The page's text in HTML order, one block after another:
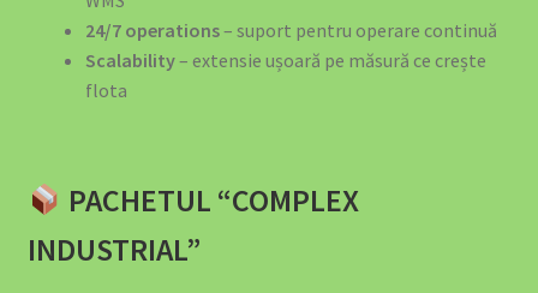
Sustainable Mobility & Energy Infrastructure Advisory
Termeni și Condiții
Top 10 Suporturi Telefon Auto 2025 – Ghid Complet |
EV4GREEN
24/7 operations– suport pentru operare continuă
Scalability– extensie ușoară pe măsură ce crește
flota
PACHETUL “COMPLEX
INDUSTRIAL”